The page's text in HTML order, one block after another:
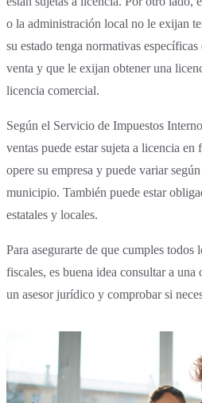
o la administración local no le exijan
su estado tenga normativas
venta y que le exijan obtener una
licencia comercial.
Según el Servicio de Impuestos
ventas puede estar sujeta a licencia
opere su empresa y puede variar
municipio. También puede estar
estatales y locales.
Para asegurarte de que cumples todos
fiscales, es buena idea consultar a
un asesor jurídico y comprobar si